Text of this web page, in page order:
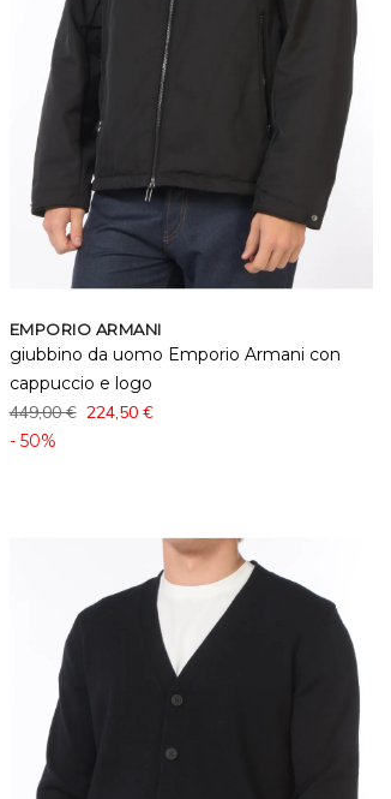
EMPORIO ARMANI
giubbino da uomo Emporio Armani con
cappuccio e logo
449,00 € 224,50 €
- 50%